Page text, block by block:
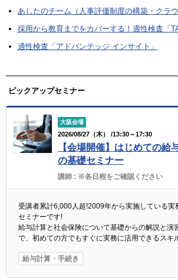
あしたのチーム（人事評価制度の構築・クラウ
採用から教育までをカバーする！適性検査「
適性検査「アドバンテッジ インサイト」
ピックアップセミナー
大阪会場
2026/08/27（木） /13:30～17:30
【会場開催】はじめての給
の基礎セミナー
講師 : ※各日程をご確認ください
受講者累計6,000人超!2009年から実施している実
セミナーです!
給与計算と社会保険について基礎からの解説と演
で、初めての方でもすぐに実務に活用できるスキ
給与計算・手続き